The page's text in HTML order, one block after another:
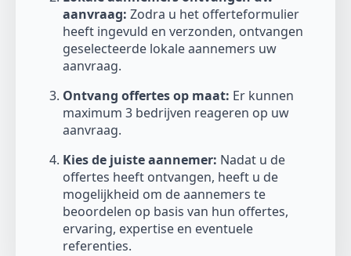
aanvraag: Zodra u het offerteformulier
heeft ingevuld en verzonden, ontvangen
geselecteerde lokale aannemers uw
aanvraag.
Ontvang offertes op maat: Er kunnen
maximum 3 bedrijven reageren op uw
aanvraag.
Kies de juiste aannemer: Nadat u de
offertes heeft ontvangen, heeft u de
mogelijkheid om de aannemers te
beoordelen op basis van hun offertes,
ervaring, expertise en eventuele
referenties.